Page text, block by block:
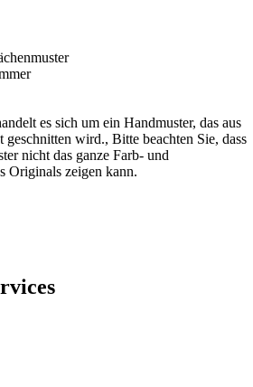
es sich um ein Handmuster, das aus
wird., Bitte beachten Sie, dass
nicht das ganze Farb- und
Originals zeigen kann.